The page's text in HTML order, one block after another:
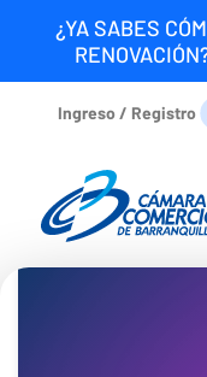
¿YA SABES
Ingreso / Registro